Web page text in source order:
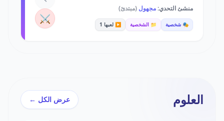
منشئ التحدي:مجهول (مبتدئ)
🎭 شخصية 📁 الشخصية ▶️ لعبها 1 ⚔️
العلوم عرض الكل ←